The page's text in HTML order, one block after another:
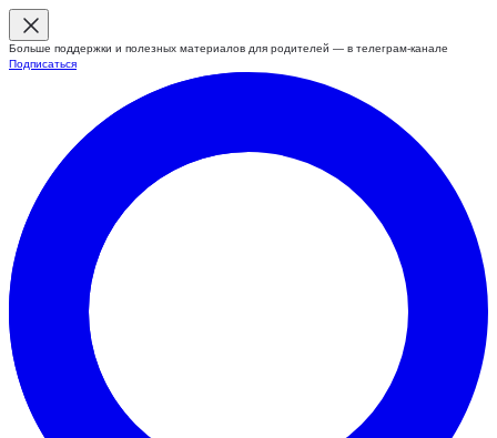
Больше поддержки и полезных материалов для родителей — в телеграм-канале
Подписаться